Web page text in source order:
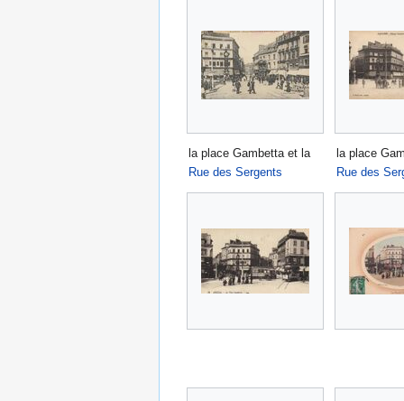
la place Gambetta et la
Rue des Sergents
la place
Rue des